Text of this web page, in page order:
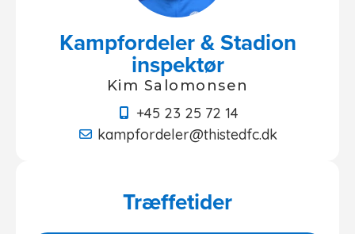
Kampfordeler & Stadion
inspektør
Kim Salomonsen
+45 23 25 72 14
kampfordeler@thistedfc.dk
Træffetider